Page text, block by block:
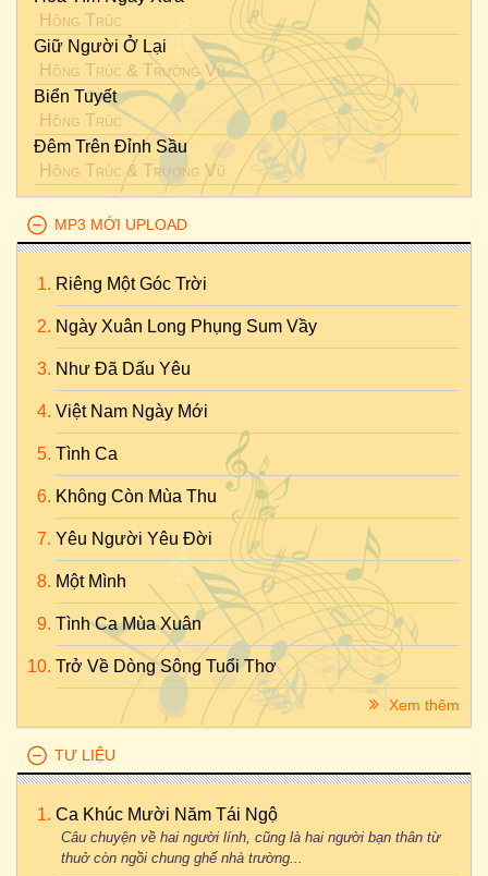
Hồng Trúc
Giữ Người Ở Lại
Hồng Trúc & Trường Vũ
Biển Tuyết
Hồng Trúc
Đêm Trên Đỉnh Sầu
Hồng Trúc & Trường Vũ
MP3 MỚI UPLOAD
Riêng Một Góc Trời
Ngày Xuân Long Phụng Sum Vầy
Như Đã Dấu Yêu
Việt Nam Ngày Mới
Tình Ca
Không Còn Mùa Thu
Yêu Người Yêu Đời
Một Mình
Tình Ca Mùa Xuân
Trở Về Dòng Sông Tuổi Thơ
Xem thêm
TƯ LIỆU
Ca Khúc Mười Năm Tái Ngộ
Câu chuyện về hai người lính, cũng là hai người bạn thân từ
thuở còn ngồi chung ghế nhà trường...